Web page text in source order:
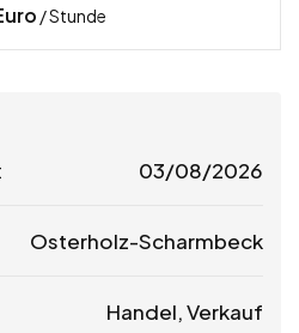
/ Stunde
03/08/2026
Osterholz-Scharmbeck
Handel, Verkauf